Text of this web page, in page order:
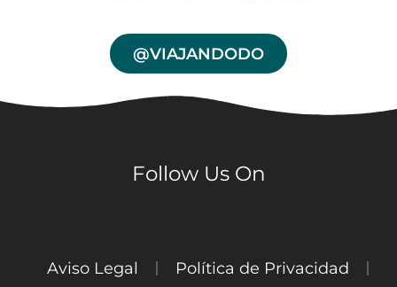
@VIAJANDODO
Follow Us On
Aviso Legal Política de Privacidad